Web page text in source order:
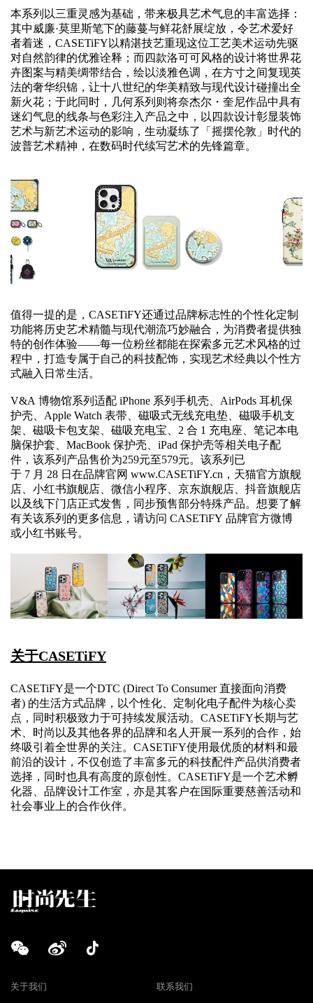
本系列以三重灵感为基础，带来极具艺术气息的丰富选择：
其中威廉·莫里斯笔下的藤蔓与鲜花舒展绽放，令艺术爱好
者着迷，CASETiFY以精湛技艺重现这位工艺美术运动先驱
对自然韵律的优雅诠释；而四款洛可可风格的设计将世界花
卉图案与精美绸带结合，绘以淡雅色调，在方寸之间复现英
法的奢华织锦，让十八世纪的华美精致与现代设计碰撞出全
新火花；于此同时，几何系列则将奈杰尔・奎尼作品中具有
迷幻气息的线条与色彩注入产品之中，以四款设计彰显装饰
艺术与新艺术运动的影响，生动凝练了「摇摆伦敦」时代的
波普艺术精神，在数码时代续写艺术的先锋篇章。
值得一提的是，CASETiFY还通过品牌标志性的个性化定制
功能将历史艺术精髓与现代潮流巧妙融合，为消费者提供独
特的创作体验——每一位粉丝都能在探索多元艺术风格的过
程中，打造专属于自己的科技配饰，实现艺术经典以个性方
式融入日常生活。
V&A 博物馆系列适配 iPhone 系列手机壳、AirPods 耳机保
护壳、Apple Watch 表带、磁吸式无线充电垫、磁吸手机支
架、磁吸卡包支架、磁吸充电宝、2 合 1 充电座、笔记本电
脑保护套、MacBook 保护壳、iPad 保护壳等相关电子配
件，该系列产品售价为259元至579元。该系列已
于 7 月 28 日在品牌官网 www.CASETiFY.cn，天猫官方旗舰
店、小红书旗舰店、微信小程序、京东旗舰店、抖音旗舰店
以及线下门店正式发售，同步预售部分特殊产品。想要了解
有关该系列的更多信息，请访问 CASETiFY 品牌官方微博
或小红书账号。
关于CASETiFY
CASETiFY是一个DTC (Direct To Consumer 直接面向消费
者) 的生活方式品牌，以个性化、定制化电子配件为核心卖
点，同时积极致力于可持续发展活动。CASETiFY长期与艺
术、时尚以及其他各界的品牌和名人开展一系列的合作，始
终吸引着全世界的关注。CASETiFY使用最优质的材料和最
前沿的设计，不仅创造了丰富多元的科技配件产品供消费者
选择，同时也具有高度的原创性。CASETiFY是一个艺术孵
化器、品牌设计工作室，亦是其客户在国际重要慈善活动和
社会事业上的合作伙伴。
关于我们 联系我们